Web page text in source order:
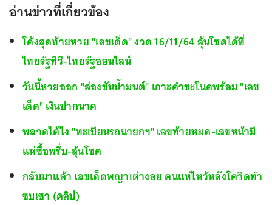
อ่านข่าวที่เกี่ยวข้อง
โค้งสุดท้ายหวย "เลขเด็ด" งวด 16/11/64 ลุ้นโชคได้ที่
ไทยรัฐทีวี-ไทยรัฐออนไลน์
วันนี้หวยออก "ส่องขันน้ำมนต์" เกาะคำชะโนดพร้อม "เลข
เด็ด" เงินปากนาค
พลาดได้ไง "ทะเบียนรถนายกฯ" เลขท้ายหมด-เลขหน้ามี
แห่ซื้อพรึ่บ-ลุ้นโชค
กลับมาแล้ว เลขเด็ดพญาเต่างอย คนแห่ไหว้หลังโควิดทำ
ซบเซา (คลิป)